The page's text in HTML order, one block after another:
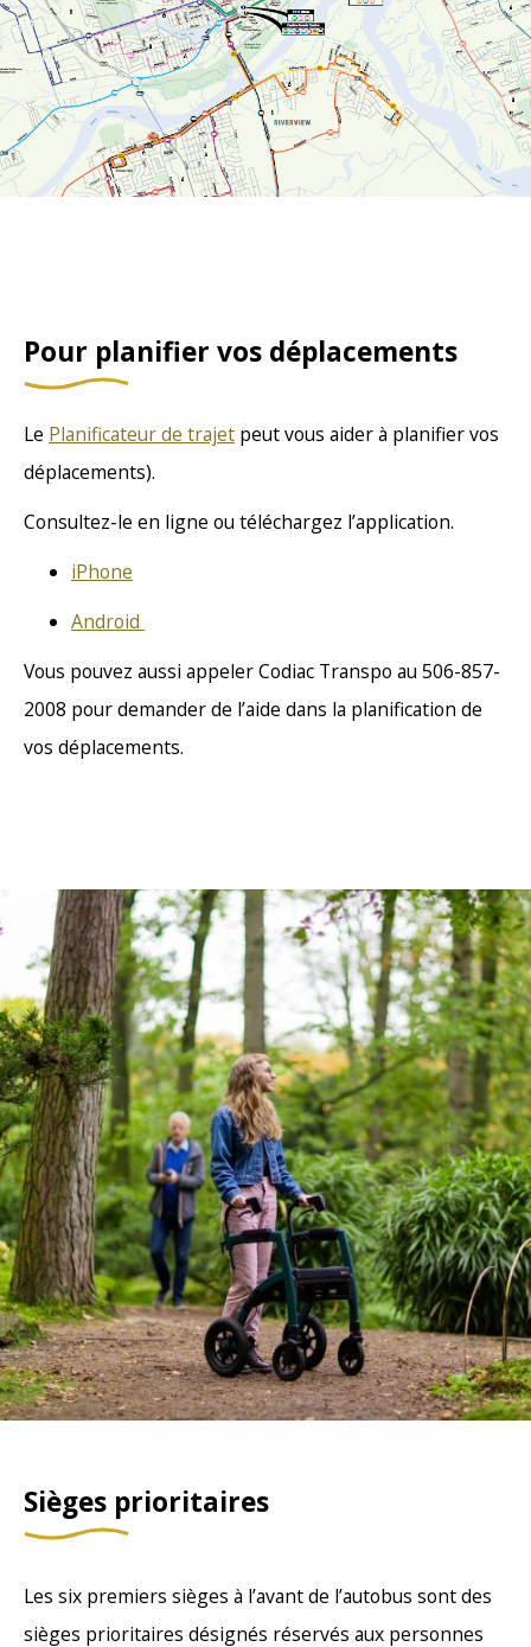
Pour planifier vos déplacements
Le Planificateur de trajet peut vous aider à planifier vos
déplacements).
Consultez-le en ligne ou téléchargez l’application.
iPhone
Android
Vous pouvez aussi appeler Codiac Transpo au 506-857-
2008 pour demander de l’aide dans la planification de
vos déplacements.
Sièges prioritaires
Les six premiers sièges à l’avant de l’autobus sont des
sièges prioritaires désignés réservés aux personnes